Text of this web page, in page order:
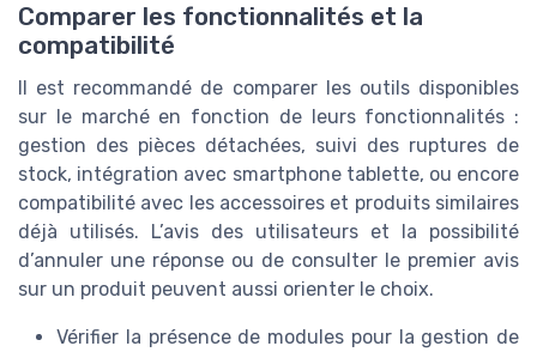
Comparer les fonctionnalités et la
compatibilité
Il est recommandé de comparer les outils disponibles
sur le marché en fonction de leurs fonctionnalités :
gestion des pièces détachées, suivi des ruptures de
stock, intégration avec smartphone tablette, ou encore
compatibilité avec les accessoires et produits similaires
déjà utilisés. L’avis des utilisateurs et la possibilité
d’annuler une réponse ou de consulter le premier avis
sur un produit peuvent aussi orienter le choix.
Vérifier la présence de modules pour la gestion de